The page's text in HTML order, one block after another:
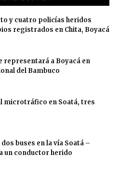
y cuatro policías heridos
registrados en Chita, Boyacá
representará a Boyacá en
del Bambuco
microtráfico en Soatá, tres
buses en la vía Soatá –
un conductor herido